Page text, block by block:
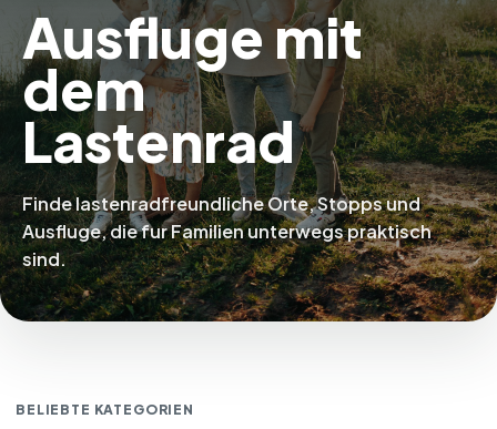
Ausfluge mit
dem
Lastenrad
Finde lastenradfreundliche Orte, Stopps und
Ausfluge, die fur Familien unterwegs praktisch
sind.
BELIEBTE KATEGORIEN
🛝 Spielplaetze